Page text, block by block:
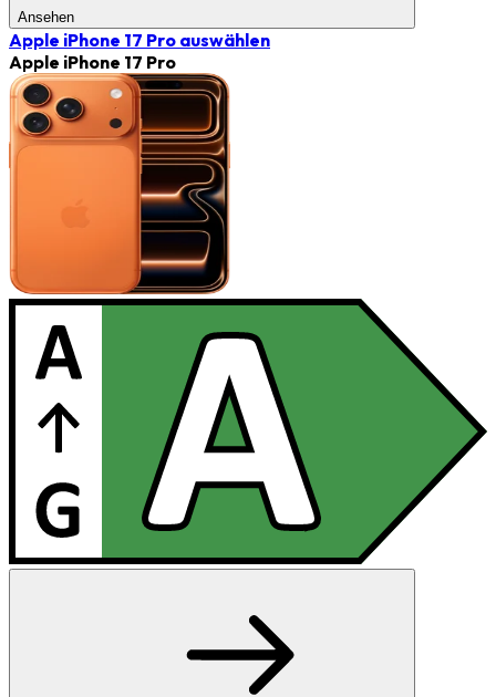
Ansehen
Apple iPhone 17 Pro auswählen
Apple iPhone 17 Pro